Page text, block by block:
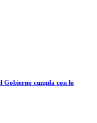
Gobierno cumpla con lo